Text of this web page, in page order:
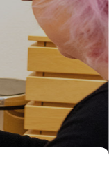
Brillen Müller & Hörakustik
Straße 58 | 56759